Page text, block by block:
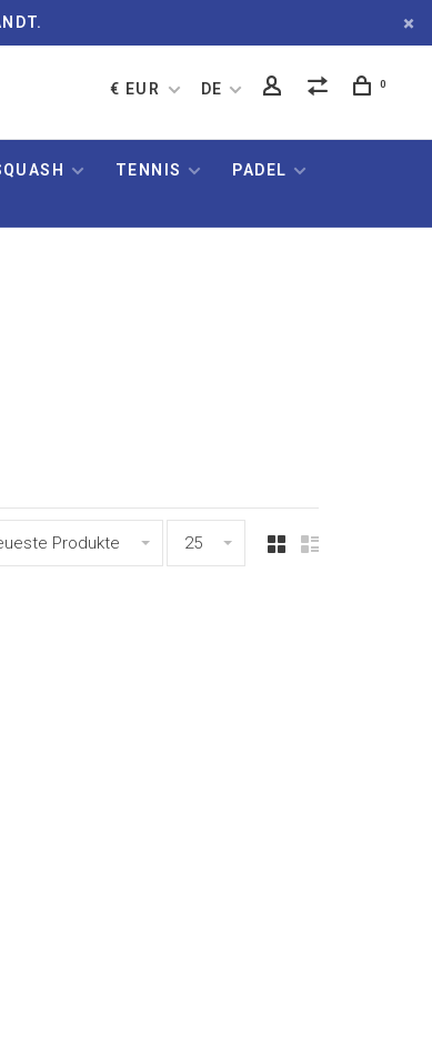
€ EUR DE 0
TENNIS
PADEL
Produkte 25